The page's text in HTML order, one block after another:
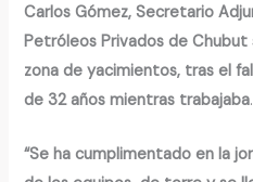
Carlos Gómez, Secretario
Petróleos Privados de Chubut
zona de yacimientos, tras el
de 32 años mientras trabajaba.
“Se ha cumplimentado en la